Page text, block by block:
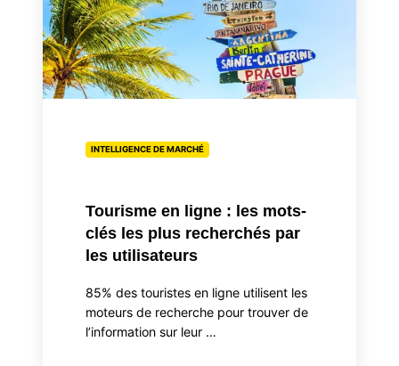
mots-
clés
les
plus
recherchés
INTELLIGENCE DE MARCHÉ
Tourisme en ligne : les mots-
clés les plus recherchés par
les utilisateurs
85% des touristes en ligne utilisent les
moteurs de recherche pour trouver de
l’information sur leur …